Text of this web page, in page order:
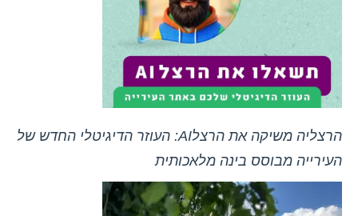
הרצליה משיקה את הרצלAI: העוזר הדיגיטלי החדש של
העירייה מבוסס בינה מלאכותית